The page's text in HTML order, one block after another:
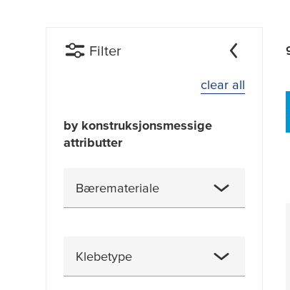
Filter
clear all
by konstruksjonsmessige
attributter
Bæremateriale
Akryl(9)
Klebetype